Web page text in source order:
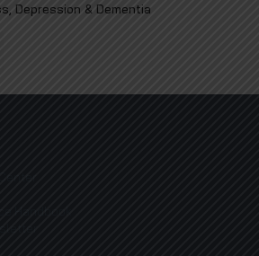
Depression & Dementia